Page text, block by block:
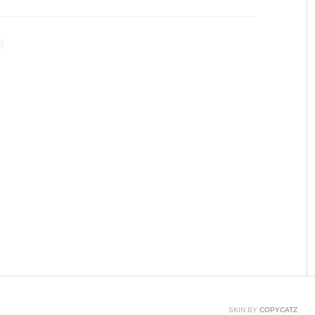
비물 아두이노 보드, 브레드 보드, 온습도센서(DHT11)
SKIN BY COPYCATZ